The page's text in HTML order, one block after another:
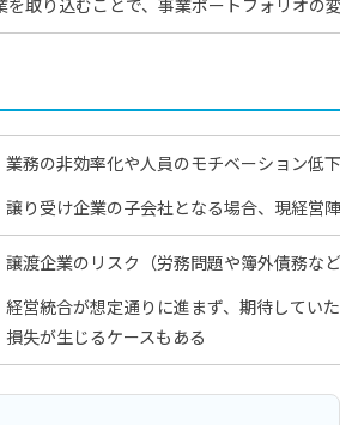
業務の非効率化や人員のモチベーション低下
譲り受け企業の子会社となる場合、現経営陣
譲渡企業のリスク（労務問題や簿外債務など
経営統合が想定通りに進まず、期待していた
損失が生じるケースもある